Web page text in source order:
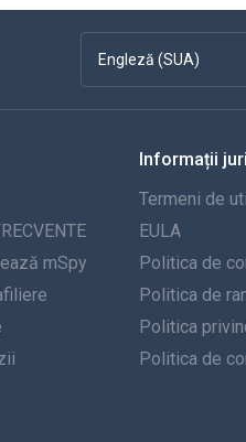
Engleză (SUA)
Franceză
Español
Deutsch
Portugheză
Italiană
mSpy
Informații
Termeni de
EULA
Politica de
Politica de
Politica
Politica de